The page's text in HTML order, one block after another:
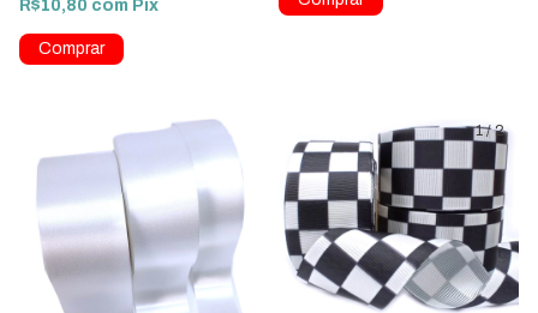
R$10,80 com Pix
Comprar
1/2